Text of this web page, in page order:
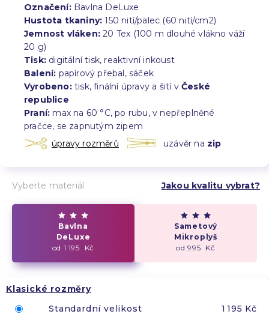
Označení:Bavlna DeLuxe
Hustota tkaniny: 150 nití/palec (60 nití/cm2)
Jemnost vláken: 20 Tex (100 m dlouhé vlákno váží
20 g)
Tisk: digitální tisk, reaktivní inkoust
Balení: papírový přebal, sáček
Vyrobeno:tisk, finální úpravy a šití vČeské
republice
Praní: max na 60 °C, po rubu, v nepřeplněné
pračce, se zapnutým zipem
úpravy rozměrů
uzávěr na zip
Vyberte materiál Jakou kvalitu vybrat?
Bavlna
DeLuxe
od 1 195 Kč
Sametový
Mikroplyš
od 995 Kč
Klasické rozměry
Standardní velikost
1 195 Kč